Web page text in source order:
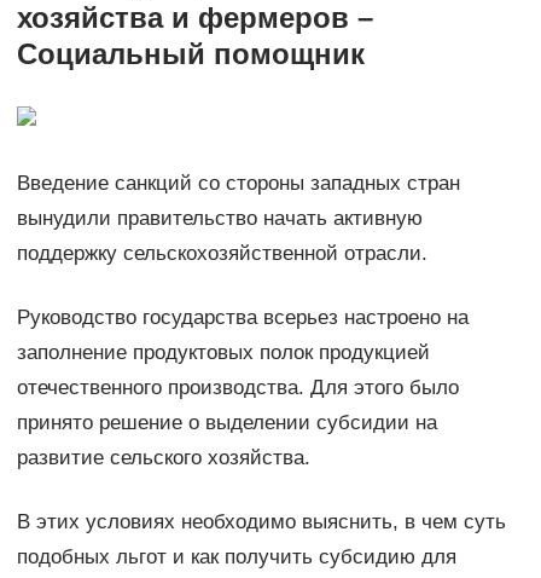
хозяйства и фермеров –
Социальный помощник
Введение санкций со стороны западных стран
вынудили правительство начать активную
поддержку сельскохозяйственной отрасли.
Руководство государства всерьез настроено на
заполнение продуктовых полок продукцией
отечественного производства. Для этого было
принято решение о выделении субсидии на
развитие сельского хозяйства.
В этих условиях необходимо выяснить, в чем суть
подобных льгот и как получить субсидию для